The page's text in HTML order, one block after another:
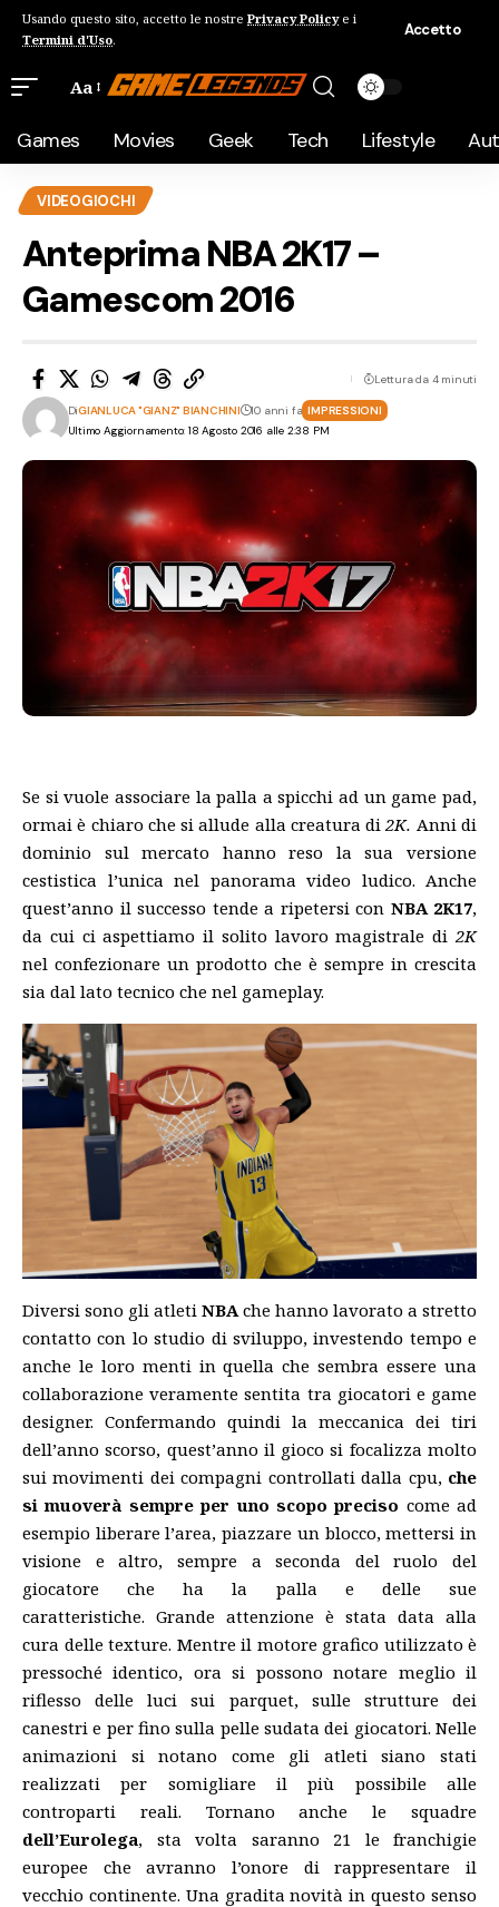
Usando questo sito, accetto le nostre Privacy Policye i
Termini d'Uso.
Accetto
Aa
Games Movies Geek Tech Lifestyle
VIDEOGIOCHI
Anteprima NBA 2K17 –
Gamescom 2016
Ultimo Aggiornamento: 18 Agosto 2016 alle 2:38 PM
DiGIANLUCA "GIANZ" BIANCHINI 10 anni fa IMPRESSIONI
Lettura da 4 minuti
Se si vuole associare la palla a spicchi ad un game pad,
ormai è chiaro che si allude alla creatura di2K. Anni di
dominio sul mercato hanno reso la sua versione
cestistica l’unica nel panorama video ludico. Anche
quest’anno il successo tende a ripetersi con NBA 2K17,
da cui ci aspettiamo il solito lavoro magistrale di 2K
nel confezionare un prodotto che è sempre in crescita
sia dal lato tecnico che nel gameplay.
Diversi sono gli atleti NBAche hanno lavorato a stretto
contatto con lo studio di sviluppo, investendo tempo e
anche le loro menti in quella che sembra essere una
collaborazione veramente sentita tra giocatori e game
designer. Confermando quindi la meccanica dei tiri
dell’anno scorso, quest’anno il gioco si focalizza molto
sui movimenti dei compagni controllati dalla cpu, che
si muoverà sempre per uno scopo preciso come ad
esempio liberare l’area, piazzare un blocco, mettersi in
visione e altro, sempre a seconda del ruolo del
giocatore che ha la palla e delle sue
caratteristiche. Grande attenzione è stata data alla
cura delle texture. Mentre il motore grafico utilizzato è
pressoché identico, ora si possono notare meglio il
riflesso delle luci sui parquet, sulle strutture dei
canestri e per fino sulla pelle sudata dei giocatori. Nelle
animazioni si notano come gli atleti siano stati
realizzati per somigliare il più possibile alle
controparti reali. Tornano anche le squadre
dell’Eurolega, sta volta saranno 21 le franchigie
europee che avranno l’onore di rappresentare il
vecchio continente. Una gradita novità in questo senso